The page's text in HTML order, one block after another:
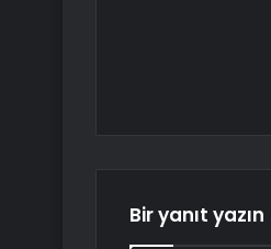
Bir yanıt yazın